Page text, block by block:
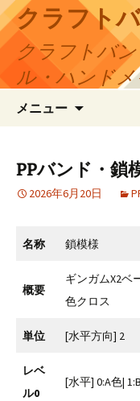
コ
ン
テ
ツ
ス
クラフト
クラフトバ
ル・ハンド
メニュー
PPバンド・鎖
2026年6月20日
名称 鎖模様
概要
ギンガムX2ベ
色クロス
単位 [水平方向] 2
レベ
ル0
[水平] 0:A色|